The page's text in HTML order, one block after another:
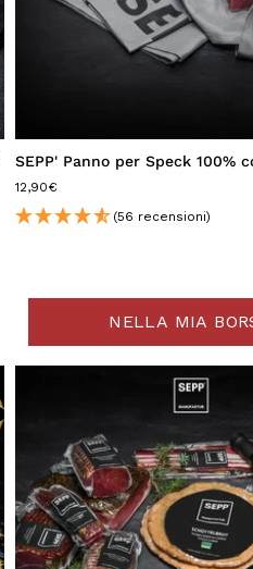
SEPP' Panno per Speck 100%
12,90€
(56 recensioni)
NELLA MIA